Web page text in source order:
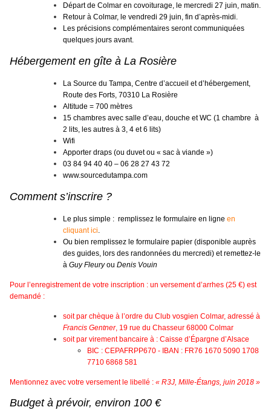
Départ de Colmar en covoiturage, le mercredi 27 juin, matin.
Retour à Colmar, le vendredi 29 juin, fin d’après-midi.
Les précisions complémentaires seront communiquées
quelques jours avant.
Hébergement en gîte à La Rosière
La Source du Tampa, Centre d’accueil et d’hébergement,
Route des Forts, 70310 La Rosière
Altitude = 700 mètres
15 chambres avec salle d’eau, douche et WC (1 chambre à
2 lits, les autres à 3, 4 et 6 lits)
Wifi
Apporter draps (ou duvet ou « sac à viande »)
03 84 94 40 40 – 06 28 27 43 72
www.sourcedutampa.com
Comment s’inscrire ?
Le plus simple : remplissez le formulaire en ligne en
cliquant ici.
Ou bien remplissez le formulaire papier (disponible auprès
des guides, lors des randonnées du mercredi) et remettez-le
à Guy Fleuryou Denis Vouin
Pour l’enregistrement de votre inscription : un versement d’arrhes (25 €) est
demandé :
soit par chèque à l’ordre du Club vosgien Colmar, adressé à
Francis Gentner, 19 rue du Chasseur 68000 Colmar
soit par virement bancaire à : Caisse d’Épargne d’Alsace
BIC : CEPAFRPP670 - IBAN : FR76 1670 5090 1708
7710 6868 581
Mentionnez avec votre versement le libellé : « R3J, Mille-Étangs, juin 2018 »
Budget à prévoir, environ 100 €